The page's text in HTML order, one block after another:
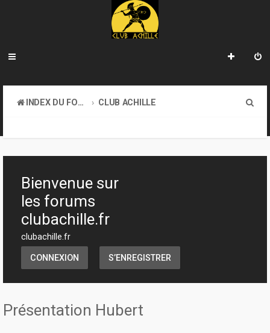
INDEX DU FORUM
CLUB ACHILLE
h
Bienvenue sur
les forums
clubachille.fr
clubachille.fr
CONNEXION S’ENREGISTRER
Présentation Hubert